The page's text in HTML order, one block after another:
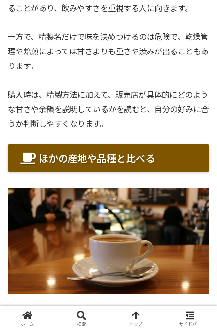
ることがあり、飲みやすさを重視する人に向きます。
一方で、精製名だけで味を決めつけるのは危険で、乾燥管
理や焙煎によっては甘さよりも重さや渋みが出ることもあ
ります。
購入時は、精製方法に加えて、販売店が具体的にどのよう
な甘さや余韻を説明しているかを読むと、自分の好みに合
うか判断しやすくなります。
ほかの産地や品種と比べる
ニカラグアジャバニカの評価は、単体で飲むだけでなく、
ほかの品種や産地と比べるとより立体的に見えてきます。
ホーム 検索 トップ サイドバー